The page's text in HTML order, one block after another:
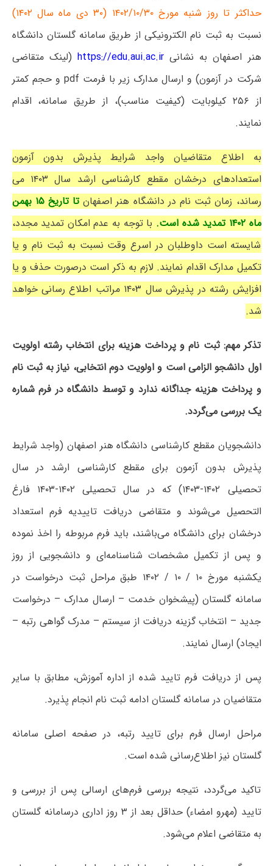
حداکثر تا روز شنبه مورخ ۱۴۰۲/۱۰/۳۰ (۳۰ دی ماه سال ۱۴۰۲)
نسبت به ثبت نام الکترونیکی از طریق سامانه گلستان دانشگاه
هنر اصفهان به نشانیhttps://edu.aui.ac.ir (لینک متقاضی
شرکت در آزمون) و ارسال مدارک زیر با فرمت pdf و حجم کمتر
از ۲۵۶ کیلوبایت (کیفیت مناسب)، از طریق سامانه، اقدام
نمایند.
به اطلاع متقاضیان واجد شرایط پذیرش بدون آزمون
استعدادهای درخشان مقطع کارشناسی ارشد سال ۱۴۰۳ می
رساند، زمان ثبت نام در دانشگاه هنر اصفهان
تا تاریخ ۱۵ بهمن
ماه ۱۴۰۲ تمدید شده است.
با توجه به عدم امکان تمدید مجدد،
شایسته است داوطلبان در اسرع وقت نسبت به ثبت نام و یا
تکمیل مدارک اقدام نمایند. لازم به ذکر است درصورت حذف و یا
افزایش رشته در پذیرش سال ۱۴۰۳ مراتب اطلاع رسانی خواهد
شد.
تذکر مهم: ثبت نام و پرداخت هزینه برای انتخاب رشته اولویت
اول دانشجو الزامی است و اولویت دوم انتخابی، نیاز به ثبت نام
و پرداخت هزینه جداگانه ندارد و توسط دانشگاه در فرم شماره
یک بررسی می‌گردد.
دانشجویان مقطع کارشناسی دانشگاه هنر اصفهان (واجد شرایط
پذیرش بدون آزمون برای مقطع کارشناسی ارشد در سال
تحصیلی ۱۴۰۲-۱۴۰۳) که در سال تحصیلی ۱۴۰۲-۱۴۰۳ فارغ
التحصیل می‌شوند و متقاضی دریافت تاییدیه فرم استعداد
درخشان برای دانشگاه می‌باشند، باید فرم مربوطه را اخذ نموده
و پس از تکمیل مشخصات شناسنامه‌ای و دانشجویی از روز
یکشنبه مورخ ۱۰ / ۱۰ / ۱۴۰۲ طبق مراحل ثبت درخواست در
سامانه گلستان (پیشخوان خدمت – ارسال مدارک – درخواست
جدید – انتخاب گزینه دریافت از سیستم – مدرک گواهی رتبه –
ایجاد) ارسال نمایند.
پس از دریافت فرم تایید شده از اداره آموزش، مطابق با سایر
متقاضیان در سامانه گلستان ادامه ثبت نام انجام پذیرد.
مراحل ارسال فرم برای تایید رتبه، در صفحه اصلی سامانه
گلستان نیز اطلاع‌رسانی شده است.
تاکید می‌گردد، نتیجه بررسی فرم‌های ارسالی پس از بررسی و
تایید (مهرو امضاء) حداقل بعد از ۳ روز اداری درسامانه گلستان
به متقاضی اعلام می‌شود.